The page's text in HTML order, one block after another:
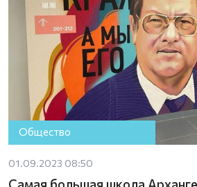
Общество
01.09.2023 08:50
Самая большая школа